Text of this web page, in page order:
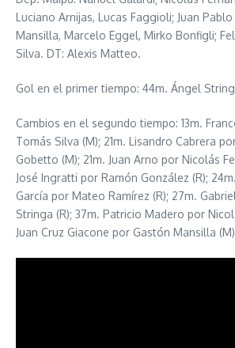
Luciano Arnijas, Lucas Faggioli; Juan
Mansilla, Marcelo Eggel, Mirko Bonfigli;
Silva. DT: Alexis Matteo.
Gol en el primer tiempo: 44m. Ángel
Cambios en el segundo tiempo: 13m.
Tomás Silva (M); 21m. Lisandro Cabrera
Gobetto (M); 21m. Juan Arno por Nicolás
José Ingratti por Ramón González (R);
García por Mateo Ramírez (R); 27m.
Stringa (R); 37m. Patricio Madero por
Juan Cruz Giacone por Gastón Mansilla